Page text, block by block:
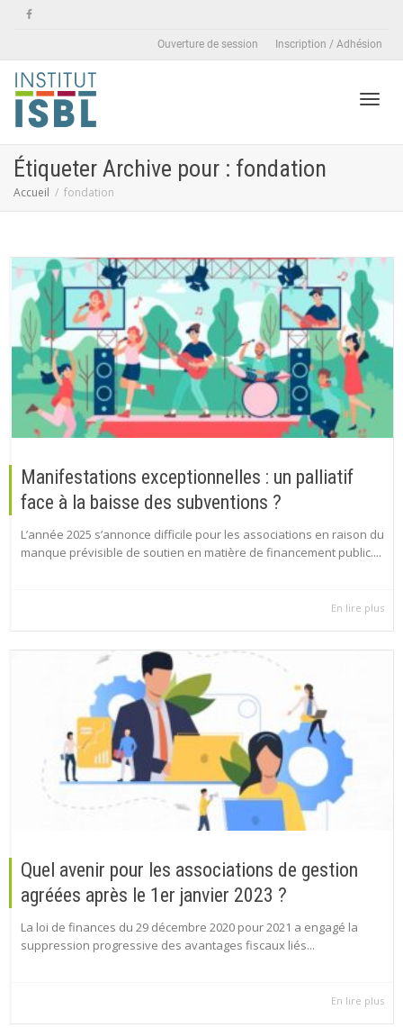
Ouverture de session Inscription / Adhésion
Étiqueter Archive pour : fondation
Accueil fondation
Manifestations exceptionnelles : un palliatif
face à la baisse des subventions ?
L’année 2025 s’annonce difficile pour les associations en raison du
manque prévisible de soutien en matière de financement public....
En lire plus
Quel avenir pour les associations de gestion
agréées après le 1er janvier 2023 ?
La loi de finances du 29 décembre 2020 pour 2021 a engagé la
suppression progressive des avantages fiscaux liés...
En lire plus